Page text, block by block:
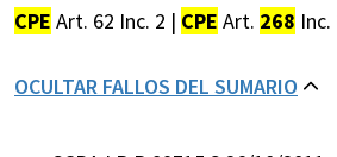
CPE Art. 62 Inc. 2 | CPE Art. 268 Inc.
OCULTAR FALLOS DEL SUMARIO